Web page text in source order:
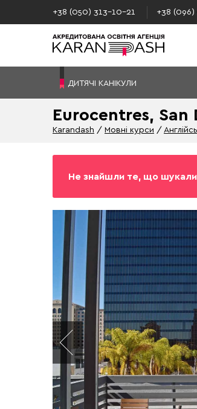
+38 (050) 313–10-21 +38
ДИТЯЧІ КАНІКУЛИ
Eurocentres, San
Karandash Мовні курси
Не знайшли те, що